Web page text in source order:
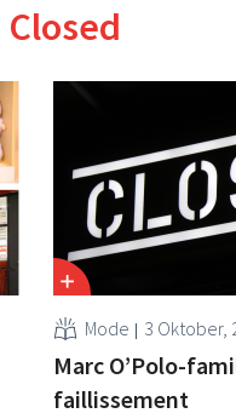
Closed
Mode 3 Oktober,
Marc O’Polo-
faillissement